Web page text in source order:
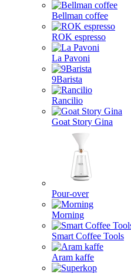
Bellman coffee
ROK espresso
La Pavoni
9Barista
Rancilio
Goat Story Gina
Pour-over
Morning
Smart Coffee Tools
Aram kaffe